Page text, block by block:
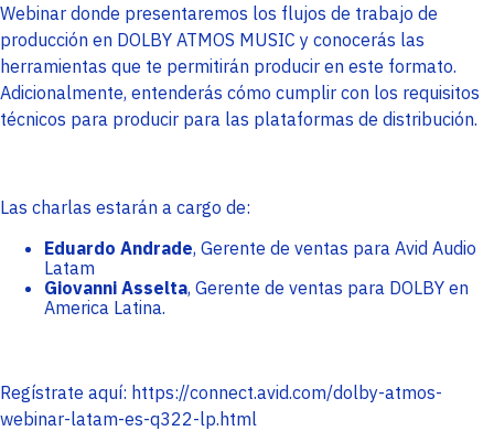
Webinar donde presentaremos los flujos de trabajo de
producción en DOLBY ATMOS MUSIC y conocerás las
herramientas que te permitirán producir en este formato.
Adicionalmente, entenderás cómo cumplir con los requisitos
técnicos para producir para las plataformas de distribución.
Las charlas estarán a cargo de:
Eduardo Andrade, Gerente de ventas para Avid Audio
Latam
Giovanni Asselta, Gerente de ventas para DOLBY en
America Latina.
Regístrate aquí: https://connect.avid.com/dolby-atmos-
webinar-latam-es-q322-lp.html